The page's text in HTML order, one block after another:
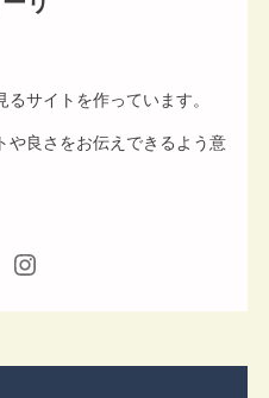
サイトを作っています。
や良さをお伝えできるよう意